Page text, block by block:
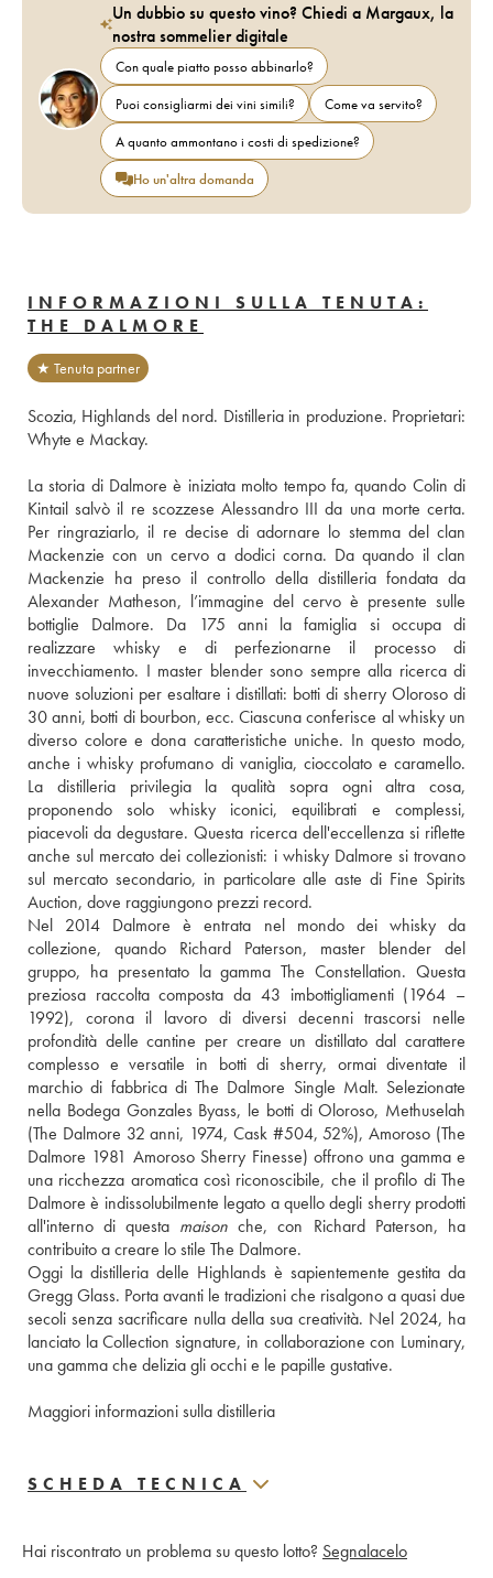
Un dubbio su questo vino? Chiedi a Margaux, la
nostra sommelier digitale
Con quale piatto posso abbinarlo?
Puoi consigliarmi dei vini simili?
Come va servito?
A quanto ammontano i costi di spedizione?
Ho un'altra domanda
INFORMAZIONI SULLA TENUTA:
THE DALMORE
★ Tenuta partner
Scozia, Highlands del nord. Distilleria in produzione. Proprietari:
Whyte e Mackay.
La storia di Dalmore è iniziata molto tempo fa, quando Colin di
Kintail salvò il re scozzese Alessandro III da una morte certa.
Per ringraziarlo, il re decise di adornare lo stemma del clan
Mackenzie con un cervo a dodici corna. Da quando il clan
Mackenzie ha preso il controllo della distilleria fondata da
Alexander Matheson, l’immagine del cervo è presente sulle
bottiglie Dalmore. Da 175 anni la famiglia si occupa di
realizzare whisky e di perfezionarne il processo di
invecchiamento. I master blender sono sempre alla ricerca di
nuove soluzioni per esaltare i distillati: botti di sherry Oloroso di
30 anni, botti di bourbon, ecc. Ciascuna conferisce al whisky un
diverso colore e dona caratteristiche uniche. In questo modo,
anche i whisky profumano di vaniglia, cioccolato e caramello.
La distilleria privilegia la qualità sopra ogni altra cosa,
proponendo solo whisky iconici, equilibrati e complessi,
piacevoli da degustare. Questa ricerca dell'eccellenza si riflette
anche sul mercato dei collezionisti: i whisky Dalmore si trovano
sul mercato secondario, in particolare alle aste di Fine Spirits
Auction, dove raggiungono prezzi record.
Nel 2014 Dalmore è entrata nel mondo dei whisky da
collezione, quando Richard Paterson, master blender del
gruppo, ha presentato la gamma The Constellation. Questa
preziosa raccolta composta da 43 imbottigliamenti (1964 –
1992), corona il lavoro di diversi decenni trascorsi nelle
profondità delle cantine per creare un distillato dal carattere
complesso e versatile in botti di sherry, ormai diventate il
marchio di fabbrica di The Dalmore Single Malt. Selezionate
nella Bodega Gonzales Byass, le botti di Oloroso, Methuselah
(The Dalmore 32 anni, 1974, Cask #504, 52%), Amoroso (The
Dalmore 1981 Amoroso Sherry Finesse) offrono una gamma e
una ricchezza aromatica così riconoscibile, che il profilo di The
Dalmore è indissolubilmente legato a quello degli sherry prodotti
all'interno di questa maison che, con Richard Paterson, ha
contribuito a creare lo stile The Dalmore.
Oggi la distilleria delle Highlands è sapientemente gestita da
Gregg Glass. Porta avanti le tradizioni che risalgono a quasi due
secoli senza sacrificare nulla della sua creatività. Nel 2024, ha
lanciato la Collection signature, in collaborazione con Luminary,
una gamma che delizia gli occhi e le papille gustative.
Maggiori informazioni sulla distilleria
SCHEDA TECNICA
Hai riscontrato un problema su questo lotto? Segnalacelo